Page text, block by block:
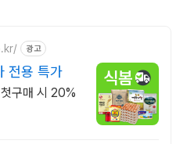
광고
전용 특가
구매 시 20%